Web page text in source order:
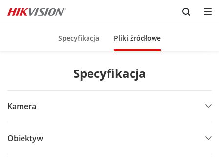
Skip to content
Specyfikacja Pliki źródłowe
Specyfikacja
Kamera
Obiektyw